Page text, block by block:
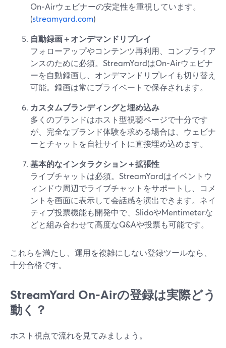
On‑Airウェビナーの安定性を重視しています。
(streamyard.com)
自動録画＋オンデマンドリプレイ
フォローアップやコンテンツ再利用、コンプライア
ンスのために必須。StreamYardはOn‑Airウェビナ
ーを自動録画し、オンデマンドリプレイも切り替え
可能。録画は常にプライベートで保存されます。
カスタムブランディングと埋め込み
多くのブランドはホスト型視聴ページで十分です
が、完全なブランド体験を求める場合は、ウェビナ
ーとチャットを自社サイトに直接埋め込めます。
基本的なインタラクション＋拡張性
ライブチャットは必須。StreamYardはイベントウ
ィンドウ周辺でライブチャットをサポートし、コメ
ントを画面に表示して会話感を演出できます。ネイ
ティブ投票機能も開発中で、SlidoやMentimeterな
どと組み合わせて高度なQ&Aや投票も可能です。
これらを満たし、運用を複雑にしない登録ツールなら、
十分合格です。
StreamYard On‑Airの登録は実際どう
動く？
ホスト視点で流れを見てみましょう。